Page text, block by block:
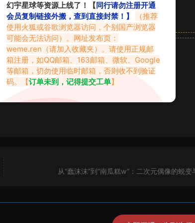
，电脑：7-zip；安卓：zarchiver；苹果：解压专家
看站内帮助中心！
0
从“蠢沫沫”到“南瓜糕w”：二次元偶像的蜕变
幻宇星球等资源上线了！【同行请勿注册开通
会员复制链接外搬，查到直接封禁！】
（推荐
使用火狐或谷歌浏览器访问，个别国产浏览器
可能会无法访问）。网址发布页：
weme.ren （请加入收藏夹）。请使用正规邮
箱注册，如QQ邮箱、163邮箱、微软、Google
等邮箱，切勿使用临时邮箱，否则收不到验证
码。【订单未到，记得提交工单】